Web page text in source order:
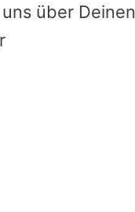
über Deinen